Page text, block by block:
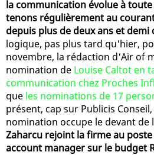
la communication évolue à
tenons régulièrement au
depuis plus de deux ans et demi
logique, pas plus tard qu'hier,
novembre, la rédaction d'Air of
nomination de Louise Caltot en
communication chez Proches
que les nominations de 17
présent, cap sur Publicis
nomination occupe le devant de
Zaharcu rejoint la firme au
account manager sur le budget